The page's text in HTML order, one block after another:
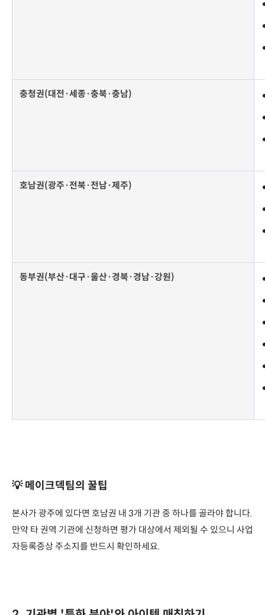
충청권(대전·세종·충북·충남)
호남권(광주·전북·전남·제주)
동부권(부산·대구·울산·경북·경남·강원)
💡 메이크덱팀의 꿀팁
본사가 광주에 있다면 호남권 내 3개 기관 중 하나를 골라야 합니다.
만약 타 권역 기관에 신청하면 평가 대상에서 제외될 수 있으니 사업
자등록증상 주소지를 반드시 확인하세요.